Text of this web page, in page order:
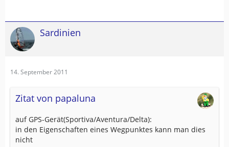
Sardinien
14. September 2011
Zitat von papaluna
auf GPS-Gerät(Sportiva/Aventura/Delta):
in den Eigenschaften eines Wegpunktes kann man dies
nicht